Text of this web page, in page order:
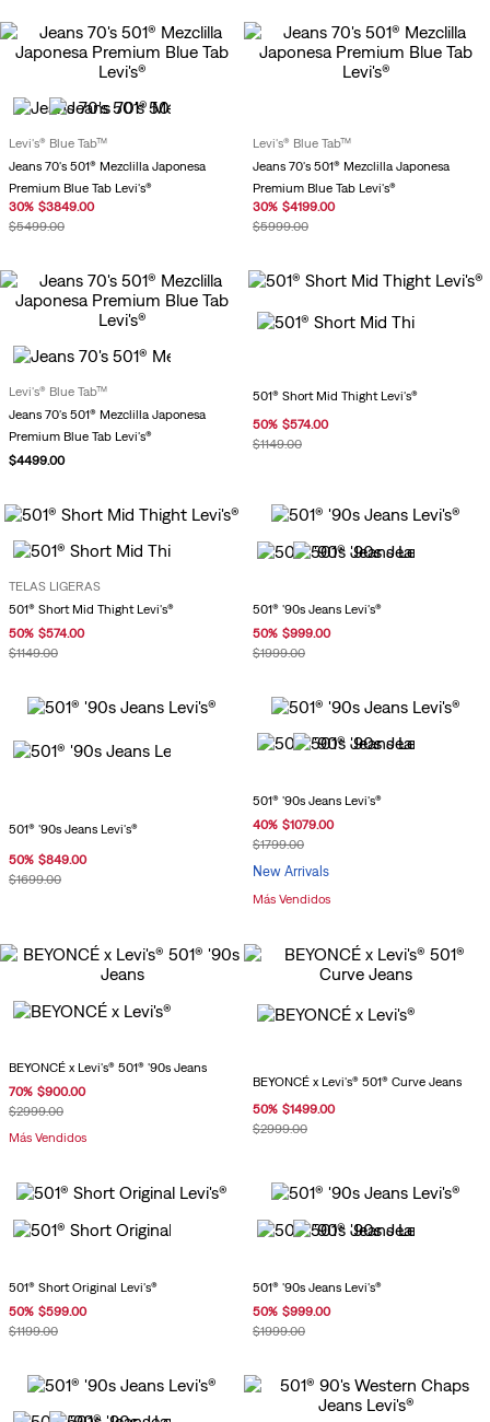
Levi's® Blue Tab™
Jeans 70's 501® Mezclilla Japonesa
Premium Blue Tab Levi's®
30% $3849.00
$5499.00
Levi's® Blue Tab™
Jeans 70's 501® Mezclilla Japonesa
Premium Blue Tab Levi's®
30% $4199.00
$5999.00
Levi's® Blue Tab™
Jeans 70's 501® Mezclilla Japonesa
Premium Blue Tab Levi's®
$4499.00
501® Short Mid Thight Levi's®
50% $574.00
$1149.00
TELAS LIGERAS
501® Short Mid Thight Levi's®
50% $574.00
$1149.00
501® '90s Jeans Levi's®
50% $999.00
$1999.00
501® '90s Jeans Levi's®
50% $849.00
$1699.00
501® '90s Jeans Levi's®
40% $1079.00
$1799.00
New Arrivals
Más Vendidos
BEYONCÉ x Levi's® 501® '90s Jeans
70% $900.00
$2999.00
Más Vendidos
BEYONCÉ x Levi's® 501® Curve Jeans
50% $1499.00
$2999.00
501® Short Original Levi's®
50% $599.00
$1199.00
501® '90s Jeans Levi's®
50% $999.00
$1999.00